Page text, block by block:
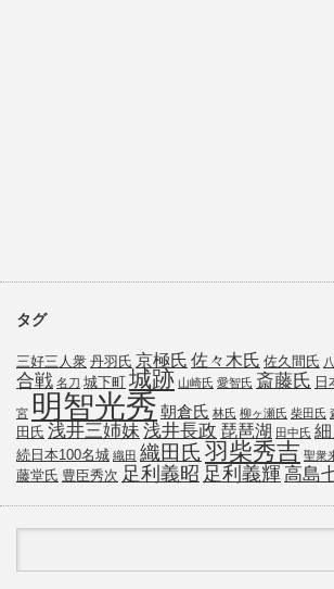
タグ
三好三人衆 丹羽氏 京極氏 佐々木氏 佐久間氏
合戦 名刀 城下町 城跡 山崎氏 愛智氏 斎藤氏 日
宮 明智光秀 朝倉氏 林氏 柳ヶ瀬氏 柴田氏
田氏 浅井三姉妹 浅井長政 琵琶湖 田中氏
続日本100名城 織田 織田氏 羽柴秀吉 聖衆
藤堂氏 豊臣秀次 足利義昭 足利義輝高島